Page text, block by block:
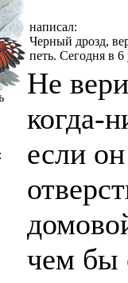
написал:
Черный дрозд,
петь. Сегодня в
Не
когда-
если
чем бы